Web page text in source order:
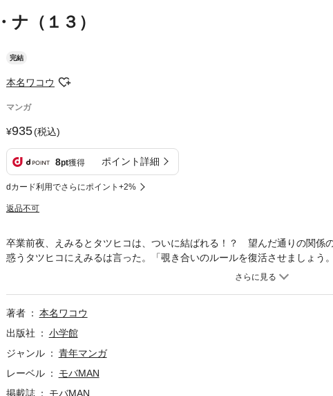
ナ（１３）
完結
本名ワコウ
マンガ
935(税込)
8pt獲得 ポイント詳細
dカード利用でさらにポイント+2%
返品不可
卒業前夜、えみるとタツヒコは、ついに結ばれる！？ 望んだ通りの関係
惑うタツヒコにえみるは言った。「覗き合いのルールを復活させましょう
著者
本名ワコウ
出版社
小学館
ジャンル
青年マンガ
レーベル
モバMAN
掲載誌
モバMAN